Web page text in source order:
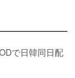
で日韓同日配